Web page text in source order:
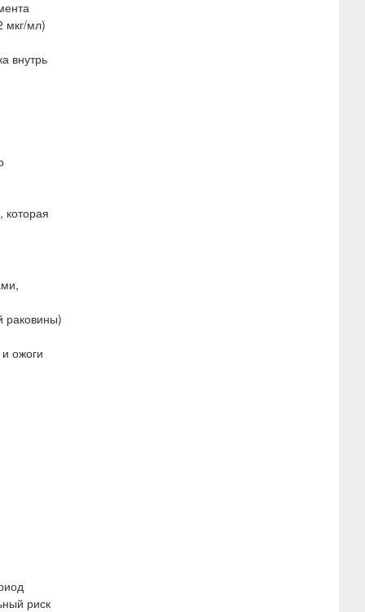
мкг/мл)
внутрь
раковины)
ожоги
риск